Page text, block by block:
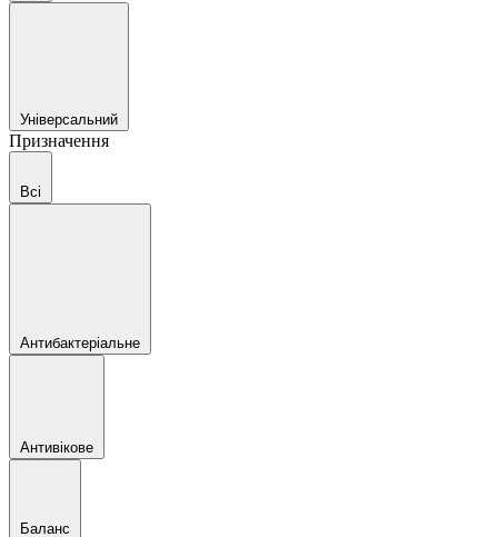
Універсальний
Призначення
Всі
Антибактеріальне
Антивікове
Баланс